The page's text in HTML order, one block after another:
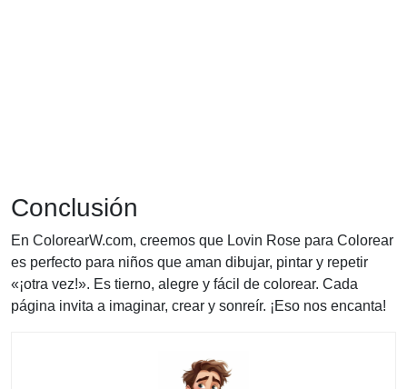
Conclusión
En ColorearW.com, creemos que Lovin Rose para Colorear
es perfecto para niños que aman dibujar, pintar y repetir
«¡otra vez!». Es tierno, alegre y fácil de colorear. Cada
página invita a imaginar, crear y sonreír. ¡Eso nos encanta!